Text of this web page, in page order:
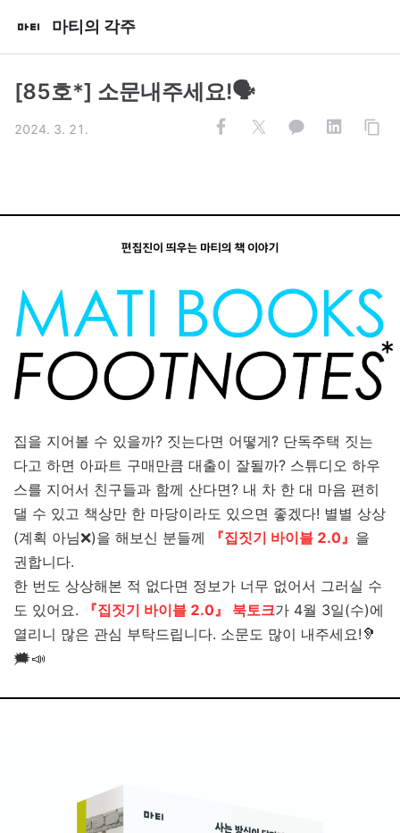
마티의 각주
[85호*] 소문내주세요!🗣️
2024. 3. 21.
집을 지어볼 수 있을까? 짓는다면 어떻게? 단독주택 짓는
다고 하면 아파트 구매만큼 대출이 잘될까? 스튜디오 하우
스를 지어서 친구들과 함께 산다면? 내 차 한 대 마음 편히
댈 수 있고 책상만 한 마당이라도 있으면 좋겠다! 별별 상상
(계획 아님❌)을 해보신 분들께
『집짓기 바이블 2.0』 을
권합니다.
한 번도 상상해본 적 없다면 정보가 너무 없어서 그러실 수
도 있어요.
『집짓기 바이블 2.0』 북토크가 4월 3일(수)에
열리니 많은 관심 부탁드립니다. 소문도 많이 내주세요!🦻
🗯️📣